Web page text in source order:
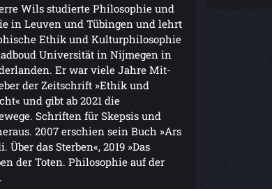
Wils studierte Philosophie und
in Leuven und Tübingen und lehrt
Ethik und Kulturphilosophie
Universität in Nijmegen in
Er war viele Jahre Mit-
der Zeitschrift »Ethik und
und gibt ab 2021 die
Schriften für Skepsis und
2007 erschien sein Buch »Ars
Über das Sterben«, 2019 »Das
der Toten. Philosophie auf der